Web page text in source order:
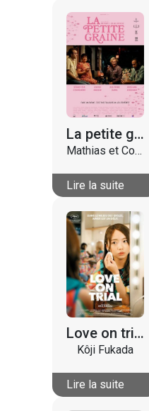
La petite graine
Mathias et Colas Rifkiss
Lire la suite
Love on trial
Kôji Fukada
Lire la suite